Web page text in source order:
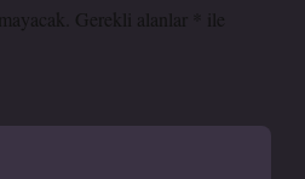
Gerekli alanlar
ile